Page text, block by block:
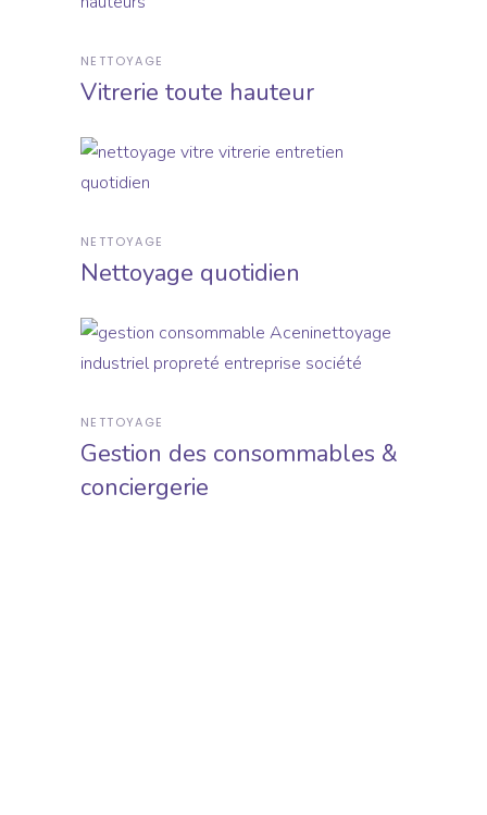
NETTOYAGE
Vitrerie toute hauteur
NETTOYAGE
Nettoyage quotidien
NETTOYAGE
Gestion des consommables &
conciergerie